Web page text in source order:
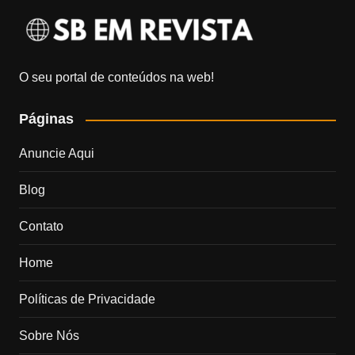
O seu portal de conteúdos na web!
Páginas
Anuncie Aqui
Blog
Contato
Home
Políticas de Privacidade
Sobre Nós